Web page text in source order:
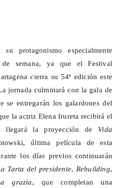
protagonismo especialmente
semana, ya que el Festival
cierra su 54ª edición este
jornada culminará con la gala de
se entregarán los galardones del
la actriz Elena Irureta recibirá el
llegará la proyección de Vida
, última película de esta
los días previos continuarán
Tarta del presidente, Rebuilding,
grazia, que completan una